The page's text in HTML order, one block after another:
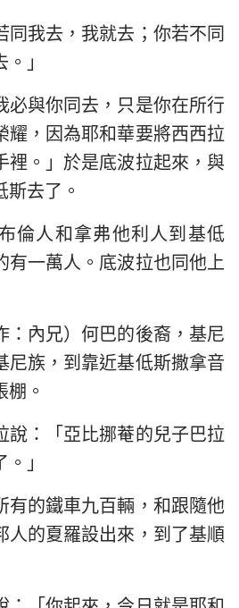
同我去，我就去；你若不同
」
必與你同去，只是你在所行
耀，因為耶和華要將西西拉
裡。」於是底波拉起來，與
斯去了。
倫人和拿弗他利人到基低
有一萬人。底波拉也同他上
：內兄）何巴的後裔，基尼
尼族，到靠近基低斯撒拿音
棚。
說：「亞比挪菴的兒子巴拉
」
有的鐵車九百輛，和跟隨他
人的夏羅設出來，到了基順